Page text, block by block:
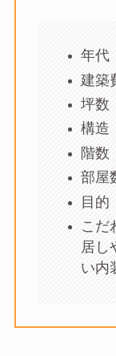
年代
建築
坪数
構造
階数
部屋
目的
こだ
居し
い内